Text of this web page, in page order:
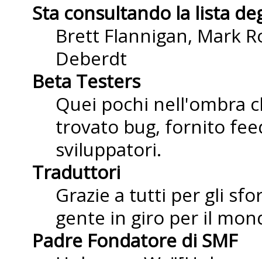
Sta consultando la lista
Brett Flannigan, Mark
Deberdt
Beta Testers
Quei pochi nell'ombra
trovato bug, fornito
sviluppatori.
Traduttori
Grazie a tutti per gli
gente in giro per il
Padre Fondatore di SMF